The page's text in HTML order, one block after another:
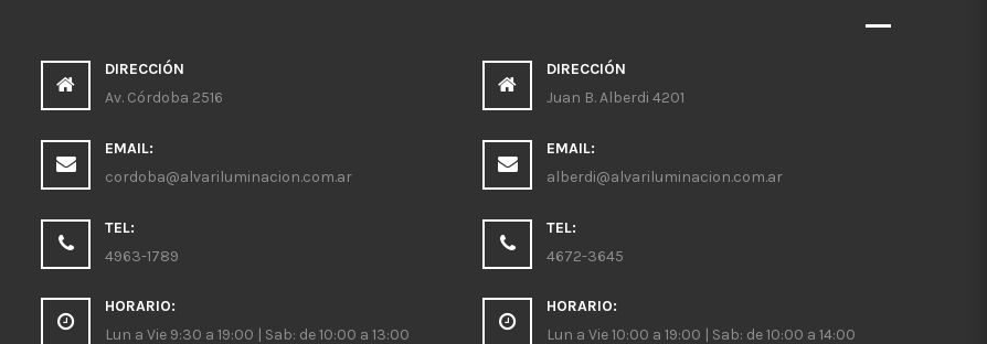
DIRECCIÓN
Av. Córdoba 2516
EMAIL:
cordoba@alvariluminacion.com.ar
TEL:
4963-1789
HORARIO:
Lun a Vie 9:30 a 19:00 | Sab: de 10:00 a 13:00
DIRECCIÓN
Juan B. Alberdi 4201
EMAIL:
alberdi@alvariluminacion.com.ar
TEL:
4672-3645
HORARIO:
Lun a Vie 10:00 a 19:00 | Sab: de 10:00 a 14:00